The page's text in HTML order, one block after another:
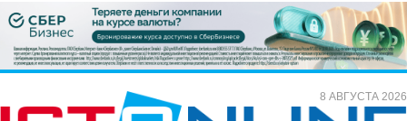
8 АВГУСТА 2026